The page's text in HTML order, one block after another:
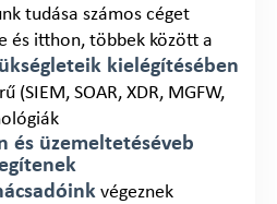
tudása számos céget
és itthon, többek között a
kielégítésében
(SIEM, SOAR, XDR, MGFW,
és üzemeltetéséveb
végeznek